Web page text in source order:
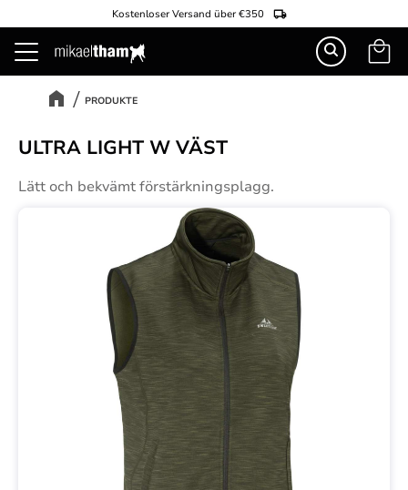
Menü
Kostenloser Versand über €350
PRODUKTE
ULTRA LIGHT W VÄST
Lätt och bekvämt förstärkningsplagg.